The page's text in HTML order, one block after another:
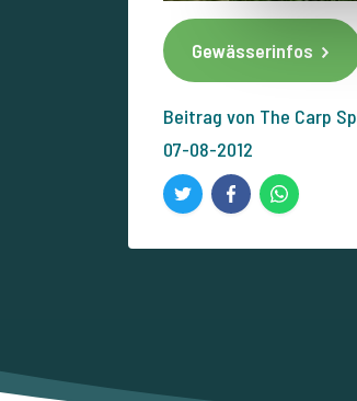
Gewässerinfos
Beitrag von The Carp
07-08-2012